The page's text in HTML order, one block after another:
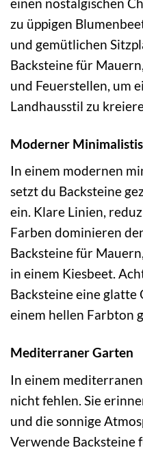
zu üppigen
und gemütlichen
Backsteine für
und Feuerstellen, um
Landhausstil zu
Moderner
In einem modernen
setzt du Backsteine
ein. Klare Linien,
Farben dominieren
Backsteine für
in einem Kiesbeet.
Backsteine eine glatte
einem hellen Farbton
Mediterraner Garten
In einem
nicht fehlen. Sie
und die sonnige
Verwende Backsteine